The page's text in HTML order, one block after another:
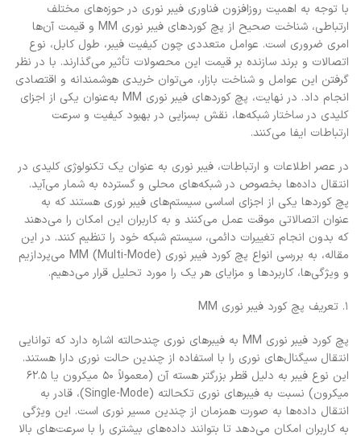
با توجه به اهمیت روزافزون فناوری فیبر نوری در حوزه‌های مختلف
ارتباطی، شناخت صحیح از پچ کوردهای فیبر نوری MM و قیمت آن‌ها
امری ضروری است. عوامل متعددی چون کیفیت فیبر، طول کابل، نوع
اتصالات و برند سازنده بر قیمت این محصولات تأثیر می‌گذارند. با در نظر
گرفتن این عوامل و شناخت بازار، می‌توان خریدی هوشمندانه و اقتصادی
انجام داد. در نهایت، پچ کوردهای فیبر نوری MM به‌عنوان یکی از اجزای
کلیدی در ساختار شبکه‌ها، نقش بسزایی در بهبود کیفیت و سرعت
ارتباطات ایفا می‌کنند.
در عصر اطلاعات و ارتباطات، فیبر نوری به عنوان یک تکنولوژی کلیدی در
انتقال داده‌ها بخصوص در شبکه‌های محلی و گسترده به شمار می‌آید.
پچ کوردها یکی از اجزای اساسی سیستم‌های فیبر نوری هستند که به
عنوان اتصالاتی موقت عمل می‌کنند و به کاربران این امکان را می‌دهند
که بدون انجام تغییرات دائمی، سیستم شبکه خود را تنظیم کنند. در این
مقاله، به بررسی انواع پچ کورد فیبر نوری MM (Multi-Mode) می‌پردازیم
و ویژگی‌ها، کاربردها و مزایای هر یک را مورد تحلیل قرار می‌دهیم.
۱. تعریف پچ کورد فیبر نوری MM
پچ کورد فیبر نوری MM به فیبرهای نوری چندحالته اشاره دارد که توانایی
انتقال سیگنال‌های نوری را با استفاده از چندین حالت نوری دارا هستند.
این نوع فیبر به دلیل قطر بزرگتر هسته آن (معمولاً ۵۰ میکرون یا ۶۲.۵
میکرون) نسبت به فیبرهای نوری تکحالته (Single-Mode)، قادر به
انتقال داده‌ها به صورت همزمان از چندین مسیر نوری است. این ویژگی
به کاربران امکان می‌دهد تا بتوانند داده‌های بیشتری را با سرعت‌های بالا